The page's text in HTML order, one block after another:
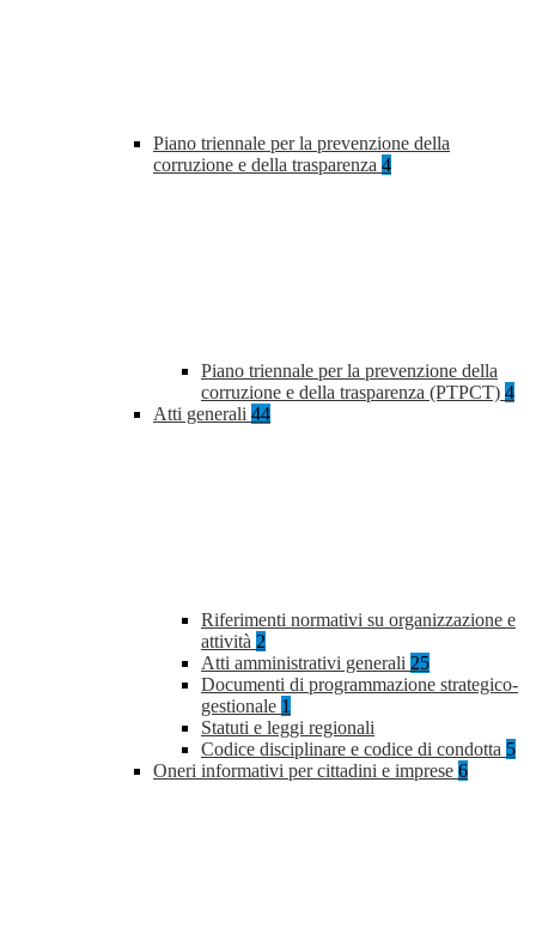
Piano triennale per la prevenzione della
corruzione e della trasparenza 4
Piano triennale per la prevenzione della
corruzione e della trasparenza (PTPCT) 4
Atti generali 44
Riferimenti normativi su organizzazione e
attività 2
Atti amministrativi generali 25
Documenti di programmazione strategico-
gestionale 1
Statuti e leggi regionali
Codice disciplinare e codice di condotta 5
Oneri informativi per cittadini e imprese 6